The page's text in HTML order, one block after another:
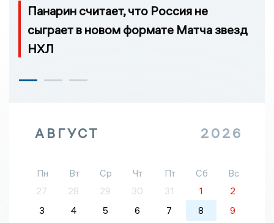
Панарин считает, что Россия не
сыграет в новом формате Матча звезд
НХЛ
АВГУСТ 2026
Пн Вт Ср Чт Пт Сб
Вс
27
28 29 30 31 1
2
3
4 5 6 7 8
9